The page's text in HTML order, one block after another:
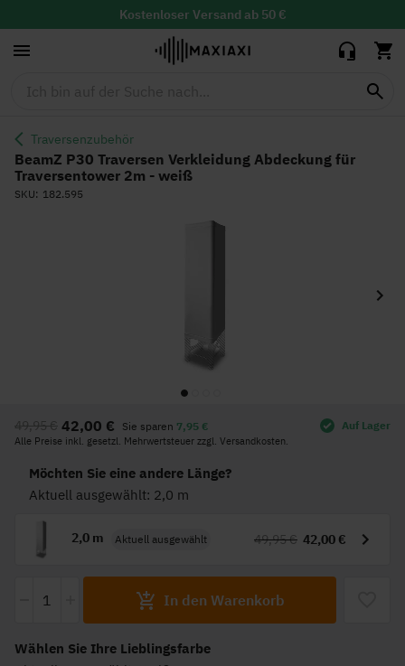
Kostenloser Versand ab 50 €
30 Tage Widerrufsrecht mit
Lieferzeit: 1-2 Werktage
Traversenzubehör
Abdeckung für
Traversentower
2m - weiß
49,95 €
BeamZ P30 Traversen Verkleidung Abdeckung für
Traversentower 2m - weiß
SKU 182.595
42,00 €
49,95 € Sie sparen 7,95 €
Alle Preise inkl. gesetzl. Mehrwertsteuer zzgl. Versandkosten.
Wählen Sie Ihre Lieblingsfarbe
Möchten Sie eine andere Länge?
Aktuell ausgewählt: 2,0 m
2,0 m Aktuell ausgewählt 42,00 €
49,95 €
In den Warenkorb
Auf Lager
der
Bildgalerie
springen